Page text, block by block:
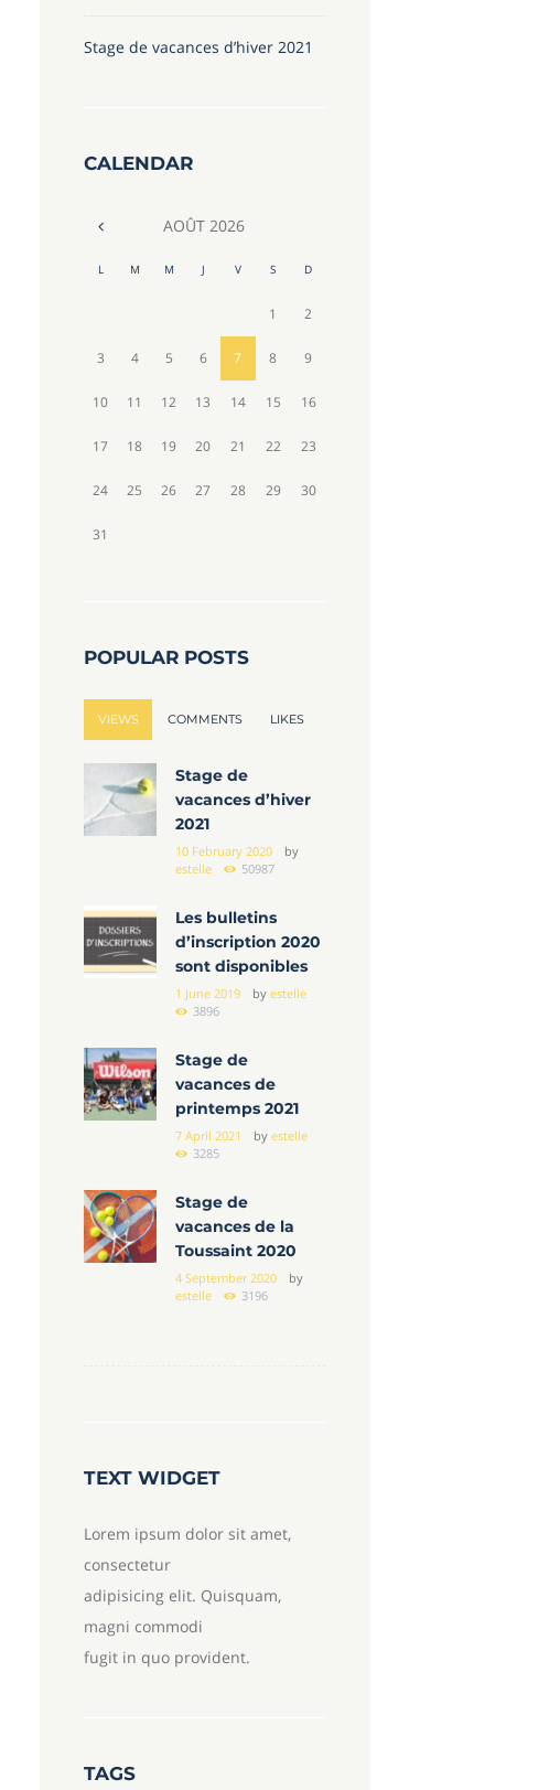
Stage de vacances d’hiver 2021
CALENDAR
AOÛT2026
L M M J V S D
1 2
3 4 5 6 7 8 9
10 11 12 13 14 15 16
17 18 19 20 21 22 23
24 25 26 27 28 29 30
31
POPULAR POSTS
VIEWS COMMENTS LIKES
Stage de
vacances d’hiver
2021
10 February 2020
by
estelle
50987
Les bulletins
d’inscription 2020
sont disponibles
1 June 2019 by estelle
3896
Stage de
vacances de
printemps 2021
7 April 2021 by estelle
3285
Stage de
vacances de la
Toussaint 2020
4 September 2020
by
estelle
3196
TEXT WIDGET
Lorem ipsum dolor sit amet,
consectetur
adipisicing elit. Quisquam,
magni commodi
fugit in quo provident.
TAGS